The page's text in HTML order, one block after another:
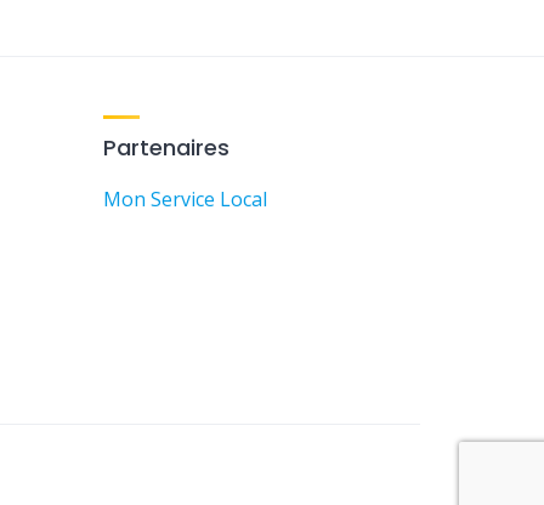
Partenaires
Mon Service Local